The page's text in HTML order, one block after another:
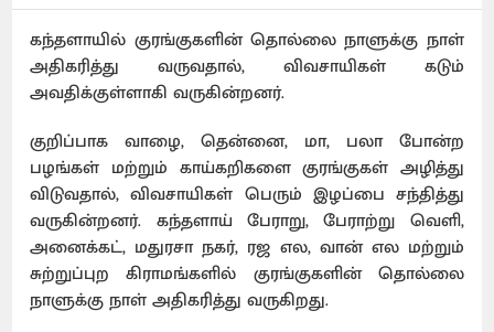
கந்தளாயில் குரங்குகளின் தொல்லை நாளுக்கு நாள்
அதிகரித்து வருவதால், விவசாயிகள் கடும்
அவதிக்குள்ளாகி வருகின்றனர்.
குறிப்பாக வாழை, தென்னை, மா, பலா போன்ற
பழங்கள் மற்றும் காய்கறிகளை குரங்குகள் அழித்து
விடுவதால், விவசாயிகள் பெரும் இழப்பை சந்தித்து
வருகின்றனர். கந்தளாய் பேராறு, பேராற்று வெளி,
அனைக்கட், மதுரசா நகர், ரஜ எல, வான் எல மற்றும்
சுற்றுப்புற கிராமங்களில் குரங்குகளின் தொல்லை
நாளுக்கு நாள் அதிகரித்து வருகிறது.